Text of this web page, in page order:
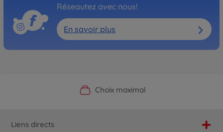
Réseautez avec nous!
En savoir plus
Boutique officielle du fabricant
Choix maximal
Service personnalisé
Livraison rapide
Liens directs